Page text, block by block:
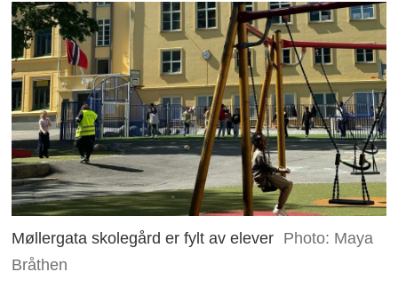
Møllergata skolegård er fylt av elever Photo: Maya
Bråthen